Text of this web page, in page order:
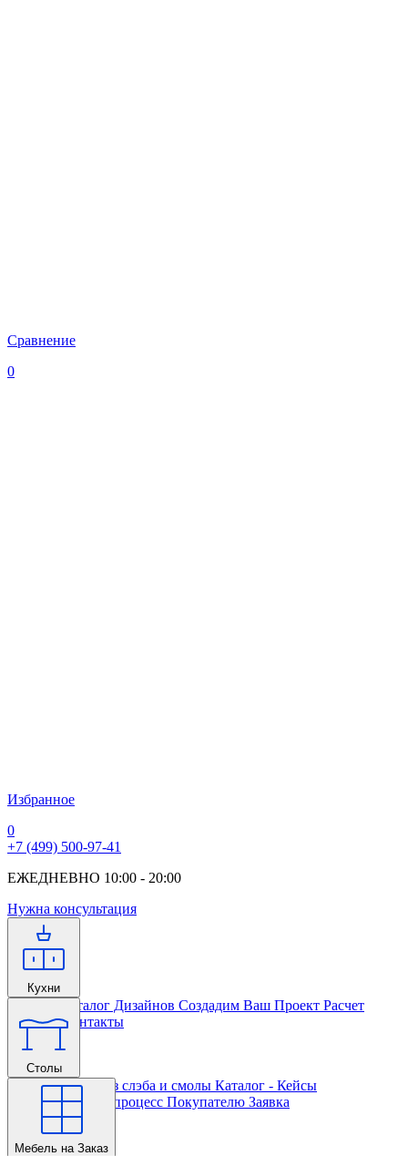
Сравнение
0
Избранное
0
+7 (499) 500-97-41
ЕЖЕДНЕВНО 10:00 - 20:00
Нужна консультация
Кухни
Главная Каталог Дизайнов Создадим Ваш Проект Расчет
Проекта Контакты
Столы
Главная Столы из слэба и смолы Каталог - Кейсы
Кастомизации и процесс Покупателю Заявка
Мебель на Заказ